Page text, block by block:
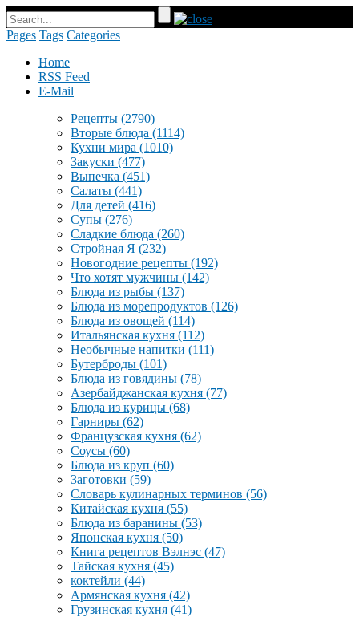
Pages Tags Categories
Home
RSS Feed
E-Mail
Рецепты (2790)
Вторые блюда (1114)
Кухни мира (1010)
Закуски (477)
Выпечка (451)
Салаты (441)
Для детей (416)
Супы (276)
Сладкие блюда (260)
Стройная Я (232)
Новогодние рецепты (192)
Что хотят мужчины (142)
Блюда из рыбы (137)
Блюда из морепродуктов (126)
Блюда из овощей (114)
Итальянская кухня (112)
Необычные напитки (111)
Бутерброды (101)
Блюда из говядины (78)
Азербайджанская кухня (77)
Блюда из курицы (68)
Гарниры (62)
Французская кухня (62)
Соусы (60)
Блюда из круп (60)
Заготовки (59)
Словарь кулинарных терминов (56)
Китайская кухня (55)
Блюда из баранины (53)
Японская кухня (50)
Книга рецептов Вэлнэс (47)
Тайская кухня (45)
коктейли (44)
Армянская кухня (42)
Грузинская кухня (41)